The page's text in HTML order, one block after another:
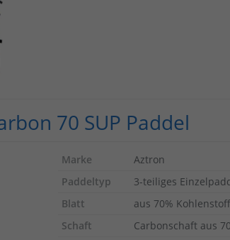
70 SUP Paddel
Marke
Aztron
Paddeltyp
3-teiliges
Blatt
aus 70%
Schaft
Carbonschaft aus